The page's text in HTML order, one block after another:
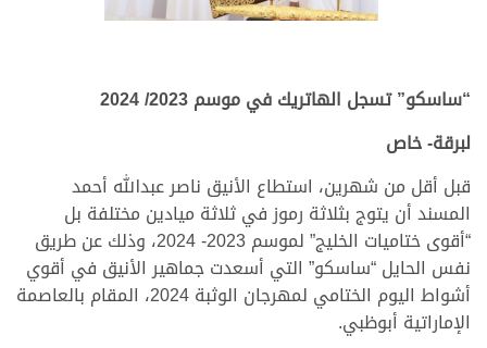
“ساسكو” تسجل الهاتريك في موسم 2023/ 2024
لبرقة- خاص
قبل أقل من شهرين، استطاع الأنيق ناصر عبدالله أحمد
المسند أن يتوج بثلاثة رموز في ثلاثة ميادين مختلفة بل
“أقوى ختاميات الخليج” لموسم 2023- 2024، وذلك عن طريق
نفس الحايل “ساسكو” التي أسعدت جماهير الأنيق في أقوي
أشواط اليوم الختامي لمهرجان الوثبة 2024، المقام بالعاصمة
الإماراتية أبوظبي.